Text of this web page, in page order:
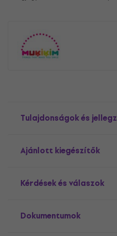
Tulajdonságok és
Ajánlott kiegészítők
Kérdések és válaszok
Dokumentumok